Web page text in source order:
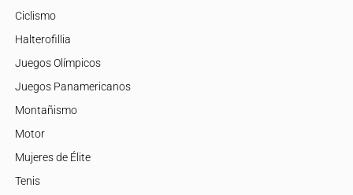
Ciclismo
Halterofillia
Juegos Olímpicos
Juegos Panamericanos
Montañismo
Motor
Mujeres de Élite
Tenis